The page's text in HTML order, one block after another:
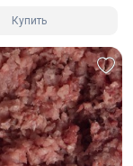
Купить